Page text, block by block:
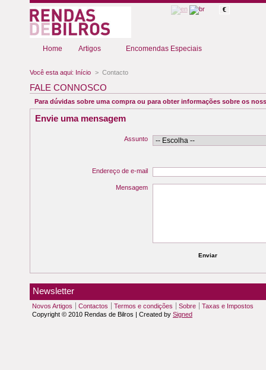
€
Home Artigos Encomendas Especiais
Você esta aqui: Início > Contacto
FALE CONNOSCO
Para dúvidas sobre uma compra ou para obter informações sobre os
Envie uma mensagem
Assunto
Endereço de e-mail
Mensagem
Newsletter
Novos Artigos Contactos Termos e condições Sobre
Taxas e Impostos
Copyright © 2010 Rendas de Bilros | Created by Signed